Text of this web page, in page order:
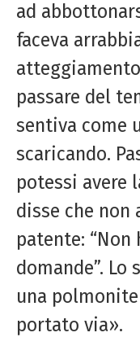
ad
faceva
passare del
sentiva come
scaricando.
potessi avere
disse che non
patente:
domande”. Lo
una polmonite
portato via».